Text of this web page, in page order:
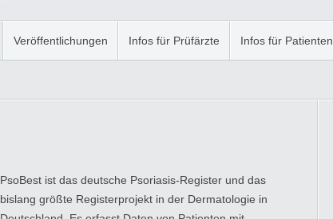
Veröffentlichungen Infos für Prüfärzte Infos für Patienten
PsoBest ist das deutsche Psoriasis-Register und das
bislang größte Registerprojekt in der Dermatologie in